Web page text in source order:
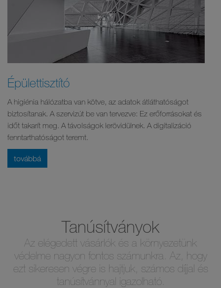
Épülettisztító
A higiénia hálózatba van kötve, az adatok átláthatóságot
biztosítanak. A szervizút be van tervezve: Ez erőforrásokat és
időt takarít meg. A távolságok lerövidülnek. A digitalizáció
fenntarthatóságot teremt.
továbbá
Tanúsítványok
Az elégedett vásárlók és a környezetünk
védelme nagyon fontos számunkra. Az, hogy
ezt sikeresen végre is hajtjuk, számos díjjal és
tanúsítvánnyal igazolható.